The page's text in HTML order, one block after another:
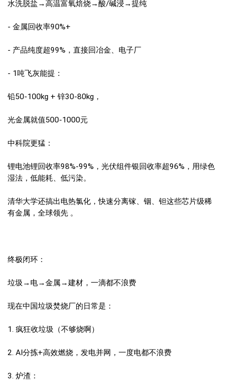
水洗脱盐→高温富氧焙烧→酸/碱浸→提纯
- 金属回收率90%+
- 产品纯度超99%，直接回冶金、电子厂
- 1吨飞灰能提：
铅50-100kg + 锌30-80kg，
光金属就值500-1000元
中科院更猛：
锂电池锂回收率98%-99%，光伏组件银回收率超96%，用绿色
湿法，低能耗、低污染。
清华大学还搞出电热氯化，快速分离镓、铟、钽这些芯片级稀
有金属，全球领先 。
终极闭环：
垃圾→电→金属→建材，一滴都不浪费
现在中国垃圾焚烧厂的日常是：
1. 疯狂收垃圾（不够烧啊）
2. AI分拣+高效燃烧，发电并网，一度电都不浪费
3. 炉渣：